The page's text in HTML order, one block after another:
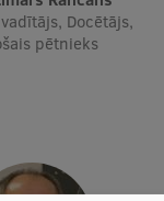
Docētājs,
pētnieks